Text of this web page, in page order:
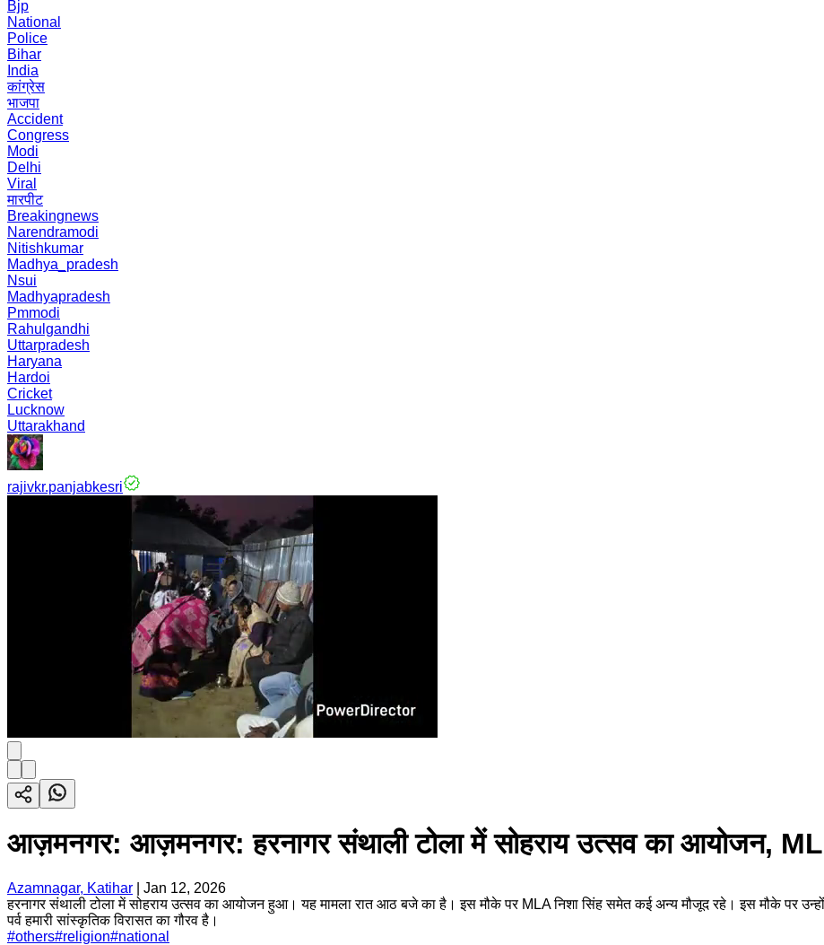
Bjp
National
Police
Bihar
India
कांग्रेस
भाजपा
Accident
Congress
Modi
Delhi
Viral
मारपीट
Breakingnews
Narendramodi
Nitishkumar
Madhya_pradesh
Nsui
Madhyapradesh
Pmmodi
Rahulgandhi
Uttarpradesh
Haryana
Hardoi
Cricket
Lucknow
Uttarakhand
rajivkr.panjabkesri
आज़मनगर: आज़मनगर: हरनागर संथाली टोला में सोहराय उत्सव का आयोजन,
Azamnagar, Katihar
Jan 12, 2026
हरनागर संथाली टोला में सोहराय उत्सव का आयोजन हुआ। यह मामला रात आठ बजे का है। इस मौके पर MLA निशा सिंह समेत कई अन्य मौजूद रहे। इस मौके पर
पर्व हमारी सांस्कृतिक विरासत का गौरव है।
#others#religion#national